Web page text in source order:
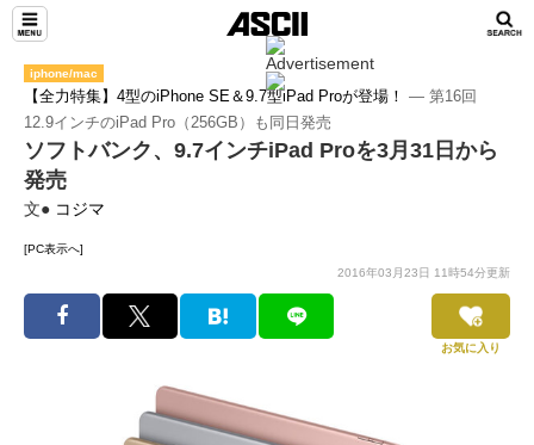
iphone/mac
【全力特集】4型のiPhone SE＆9.7型iPad Proが登場！ ― 第16回
12.9インチのiPad Pro（256GB）も同日発売
ソフトバンク、9.7インチiPad Proを3月31日から
発売
文● コジマ
[PC表示へ]
2016年03月23日 11時54分更新
お気に入り